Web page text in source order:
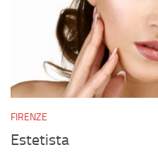
FIRENZE
Estetista